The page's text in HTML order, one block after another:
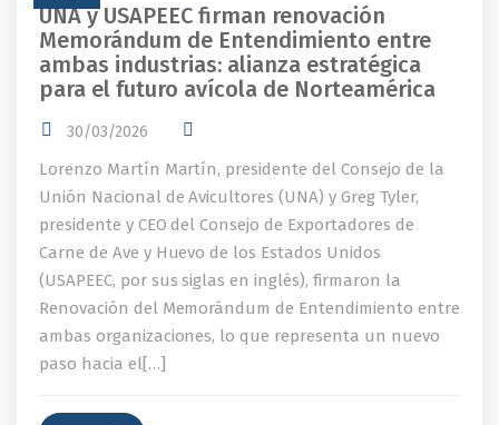
UNA y USAPEEC firman renovación
Memorándum de Entendimiento entre
ambas industrias: alianza estratégica
para el futuro avícola de Norteamérica
30/03/2026
Lorenzo Martín Martín, presidente del Consejo de la
Unión Nacional de Avicultores (UNA) y Greg Tyler,
presidente y CEO del Consejo de Exportadores de
Carne de Ave y Huevo de los Estados Unidos
(USAPEEC, por sus siglas en inglés), firmaron la
Renovación del Memorándum de Entendimiento entre
ambas organizaciones, lo que representa un nuevo
paso hacia el[…]